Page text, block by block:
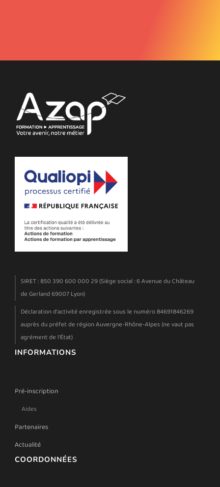
SIRET : 850 390 600 000 29 (Siège social : 6 Avenue du Château
de Gerland 69007 Lyon)
Déclaration d'activité enregistrée sous le numéro 84691846269
auprès du préfet de région Auvergne-Rhône-Alpes (ne vaut pas
agrément de l'État)
INFORMATIONS
Pré-inscription
Aides
Partenaires
Actualité
COORDONNÉES